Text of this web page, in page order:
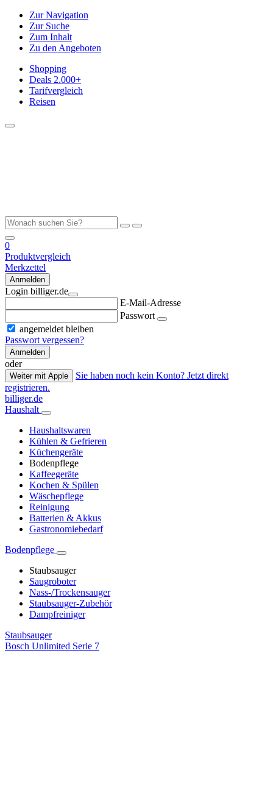
Zur Navigation
Zur Suche
Zum Inhalt
Zu den Angeboten
Shopping
Deals 2.000+
Tarifvergleich
Reisen
0
Produktvergleich
Merkzettel
Anmelden
Login billiger.de
E-Mail-Adresse
Passwort
angemeldet bleiben
Passwort vergessen?
Anmelden
oder
Weiter mit Apple
Sie haben noch kein Konto? Jetzt direkt
registrieren.
billiger.de
Haushalt
Haushaltswaren
Kühlen & Gefrieren
Küchengeräte
Bodenpflege
Kaffeegeräte
Kochen & Spülen
Wäschepflege
Reinigung
Batterien & Akkus
Gastronomiebedarf
Bodenpflege
Staubsauger
Saugroboter
Nass-/Trockensauger
Staubsauger-Zubehör
Dampfreiniger
Staubsauger
Bosch Unlimited Serie 7